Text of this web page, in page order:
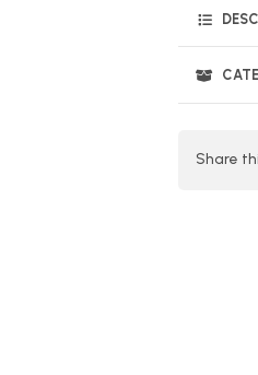
Share